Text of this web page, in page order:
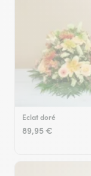
Eclat doré
89,95 €